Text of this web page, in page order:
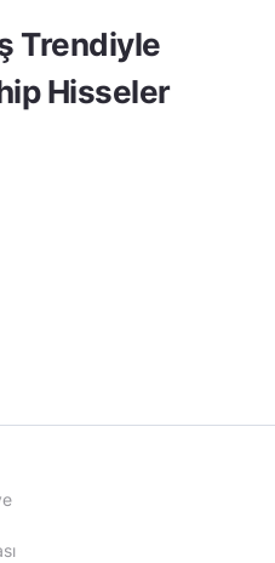
Trendiyle
Hisseler